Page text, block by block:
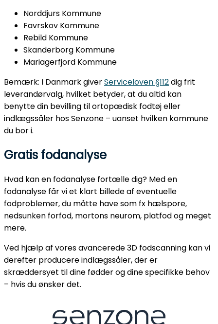
Norddjurs Kommune
Favrskov Kommune
Rebild Kommune
Skanderborg Kommune
Mariagerfjord Kommune
Bemærk: I Danmark giverServiceloven §112dig frit
leverandørvalg, hvilket betyder, at du altid kan
benytte din bevilling til ortopædisk fodtøj eller
indlægssåler hos Senzone – uanset hvilken kommune
du bor i.
Gratis fodanalyse
Hvad kan en fodanalyse fortælle dig? Med en
fodanalyse får vi et klart billede af eventuelle
fodproblemer, du måtte have som fx hælspore,
nedsunken forfod, mortons neurom, platfod og meget
mere.
Ved hjælp af vores avancerede 3D fodscanning kan vi
derefter producere indlægssåler, der er
skræddersyet til dine fødder og dine specifikke behov
– hvis du ønsker det.